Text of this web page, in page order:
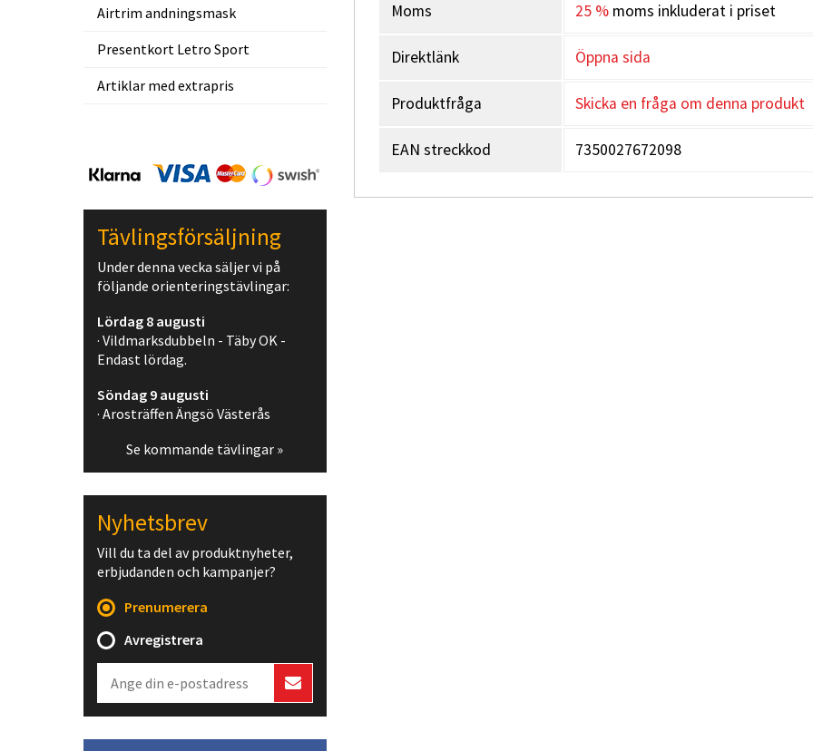
Airtrim andningsmask
Presentkort Letro Sport
Artiklar med extrapris
Moms 25 %moms inkluderat i priset
Direktlänk Öppna sida
Produktfråga Skicka en fråga om denna produkt
EAN streckkod 7350027672098
Tävlingsförsäljning
Under denna vecka säljer vi på
följande orienteringstävlingar:
Lördag 8 augusti
· Vildmarksdubbeln - Täby OK -
Endast lördag.
Söndag 9 augusti
· Arosträffen Ängsö Västerås
Se kommande tävlingar »
Nyhetsbrev
Vill du ta del av produktnyheter,
erbjudanden och kampanjer?
Prenumerera
Avregistrera